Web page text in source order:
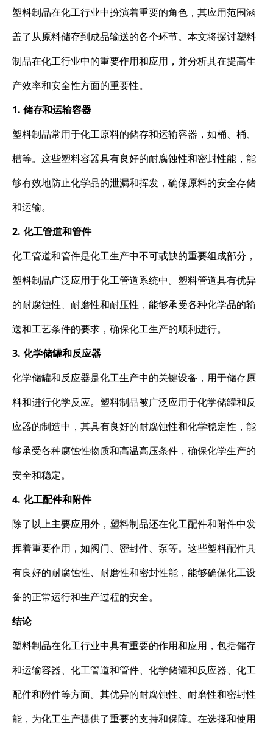
塑料制品在化工行业中扮演着重要的角色，其应用范围涵
盖了从原料储存到成品输送的各个环节。本文将探讨塑料
制品在化工行业中的重要作用和应用，并分析其在提高生
产效率和安全性方面的重要性。
1. 储存和运输容器
塑料制品常用于化工原料的储存和运输容器，如桶、桶、
槽等。这些塑料容器具有良好的耐腐蚀性和密封性能，能
够有效地防止化学品的泄漏和挥发，确保原料的安全存储
和运输。
2. 化工管道和管件
化工管道和管件是化工生产中不可或缺的重要组成部分，
塑料制品广泛应用于化工管道系统中。塑料管道具有优异
的耐腐蚀性、耐磨性和耐压性，能够承受各种化学品的输
送和工艺条件的要求，确保化工生产的顺利进行。
3. 化学储罐和反应器
化学储罐和反应器是化工生产中的关键设备，用于储存原
料和进行化学反应。塑料制品被广泛应用于化学储罐和反
应器的制造中，其具有良好的耐腐蚀性和化学稳定性，能
够承受各种腐蚀性物质和高温高压条件，确保化学生产的
安全和稳定。
4. 化工配件和附件
除了以上主要应用外，塑料制品还在化工配件和附件中发
挥着重要作用，如阀门、密封件、泵等。这些塑料配件具
有良好的耐腐蚀性、耐磨性和密封性能，能够确保化工设
备的正常运行和生产过程的安全。
结论
塑料制品在化工行业中具有重要的作用和应用，包括储存
和运输容器、化工管道和管件、化学储罐和反应器、化工
配件和附件等方面。其优异的耐腐蚀性、耐磨性和密封性
能，为化工生产提供了重要的支持和保障。在选择和使用